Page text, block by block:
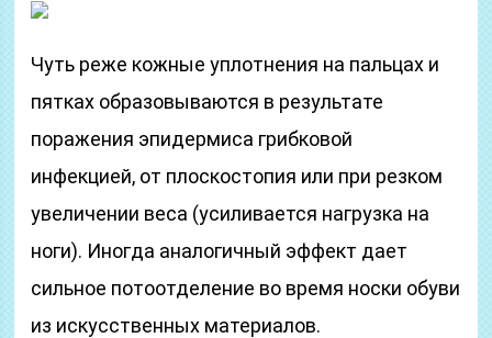
Чуть реже кожные уплотнения на пальцах и
пятках образовываются в результате
поражения эпидермиса грибковой
инфекцией, от плоскостопия или при резком
увеличении веса (усиливается нагрузка на
ноги). Иногда аналогичный эффект дает
сильное потоотделение во время носки обуви
из искусственных материалов.